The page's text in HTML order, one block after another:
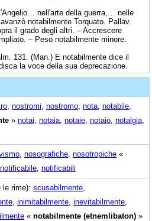
nell'arte della guerra,… nelle
notabilmente Torquato. Pallav.
il grado degli altri. – Accrescere
– Peso notabilmente minore.
131. (Man.) E notabilmente dice il
la voce della sua deprecazione.
nostromi nostromo nota notabile
» notai notaia notaie notaio notalgia
nosografiche nosotropiche «
notificabile notificabili
le rime): scusabilmente
inimitabilmente inevitabilmente
« notabilmente (etnemlibaton) »